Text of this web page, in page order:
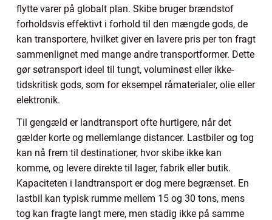
flytte varer på globalt plan. Skibe bruger brændstof
forholdsvis effektivt i forhold til den mængde gods, de
kan transportere, hvilket giver en lavere pris per ton fragt
sammenlignet med mange andre transportformer. Dette
gør søtransport ideel til tungt, voluminøst eller ikke-
tidskritisk gods, som for eksempel råmaterialer, olie eller
elektronik.
Til gengæld er landtransport ofte hurtigere, når det
gælder korte og mellemlange distancer. Lastbiler og tog
kan nå frem til destinationer, hvor skibe ikke kan
komme, og levere direkte til lager, fabrik eller butik.
Kapaciteten i landtransport er dog mere begrænset. En
lastbil kan typisk rumme mellem 15 og 30 tons, mens
tog kan fragte langt mere, men stadig ikke på samme